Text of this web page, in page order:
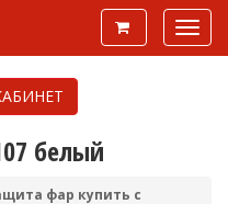
белый
фар купить с